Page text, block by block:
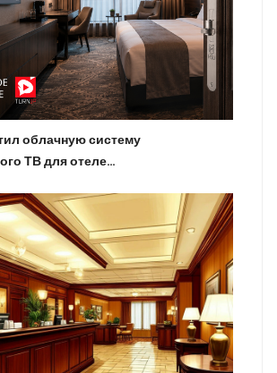
облачную систему
ТВ для отеле…